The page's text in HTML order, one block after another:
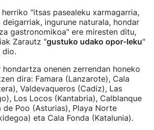
"itsas pasealeku xarmagarria,
ingurune naturala, hondar
gastronomikoa" ere miresten ditu,
Zarautz "gustuko udako opor-leku"
dio.
hondartza onenen zerrendan honeko
dira: Famara (Lanzarote), Cala
Valdevaqueros (Cadiz), Las
Los Locos (Kantabria), Calblanque
de Poo (Asturias), Playa Norte
eta Cala Fonda (Katalunia).